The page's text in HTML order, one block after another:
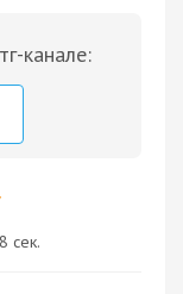
канале:
сек.